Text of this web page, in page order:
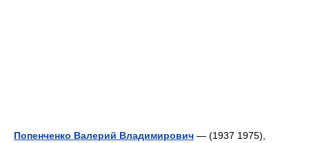
Попенченко Валерий Владимирович — (1937 1975),